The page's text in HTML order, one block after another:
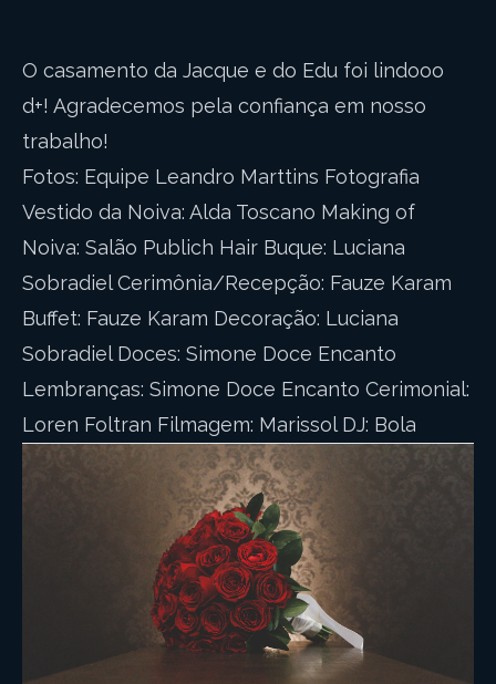
O casamento da Jacque e do Edu foi lindooo
d+! Agradecemos pela confiança em nosso
trabalho!
Fotos: Equipe Leandro Marttins Fotografia
Vestido da Noiva: Alda Toscano Making of
Noiva: Salão Publich Hair Buque: Luciana
Sobradiel Cerimônia/Recepção: Fauze Karam
Buffet: Fauze Karam Decoração: Luciana
Sobradiel Doces: Simone Doce Encanto
Lembranças: Simone Doce Encanto Cerimonial:
Loren Foltran Filmagem: Marissol DJ: Bola